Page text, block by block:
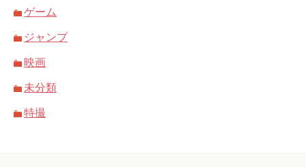
ゲーム
ジャンプ
映画
未分類
特撮